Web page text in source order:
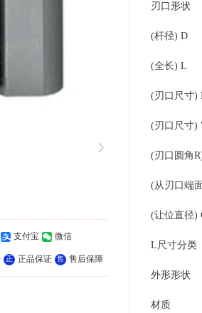
支付宝 微信
正 正品保证 售 售后保障
刃口形状
(杆径) D
(全长) L
(刃口尺寸)
(刃口尺寸)
(刃口圆角
(从刃口端
(让位直径)
L尺寸分类
外形形状
材质